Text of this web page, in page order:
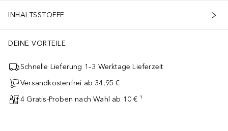
INHALTSSTOFFE
DEINE VORTEILE
Schnelle Lieferung 1–3 Werktage Lieferzeit
Versandkostenfrei ab 34,95 €
4 Gratis-Proben nach Wahl ab 10 € ¹